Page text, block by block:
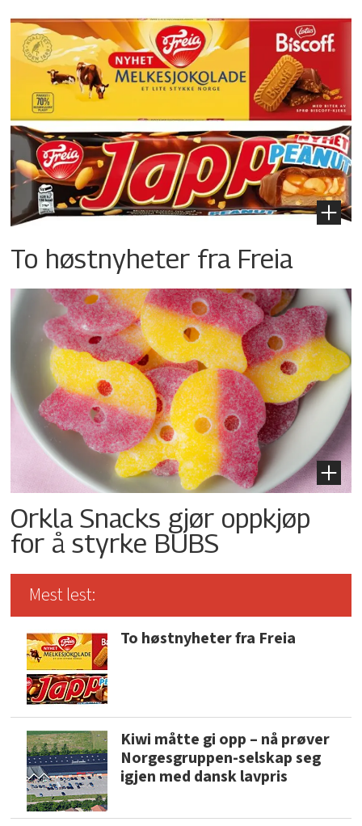
To høstnyheter fra Freia
Orkla Snacks gjør oppkjøp
for å styrke BUBS
Mest lest:
To høstnyheter fra Freia
Kiwi måtte gi opp – nå prøver
Norgesgruppen-selskap seg
igjen med dansk lavpris